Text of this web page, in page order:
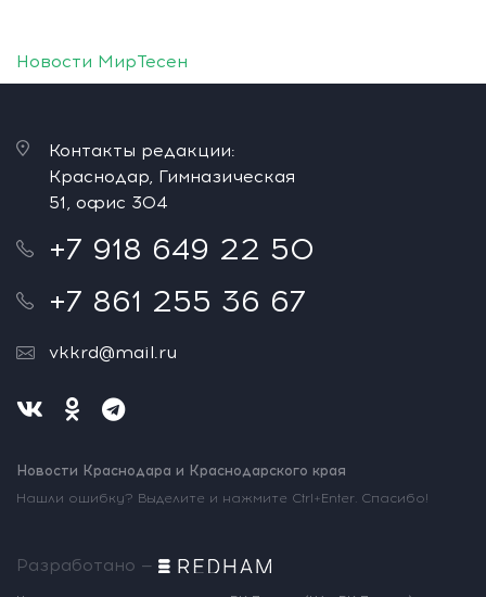
Новости МирТесен
Контакты редакции:
Краснодар, Гимназическая
51, офис 304
+7 918 649 22 50
+7 861 255 36 67
vkkrd@mail.ru
Новости Краснодара и Краснодарского края
Нашли ошибку? Выделите и нажмите Ctrl+Enter. Спасибо!
Разработано —